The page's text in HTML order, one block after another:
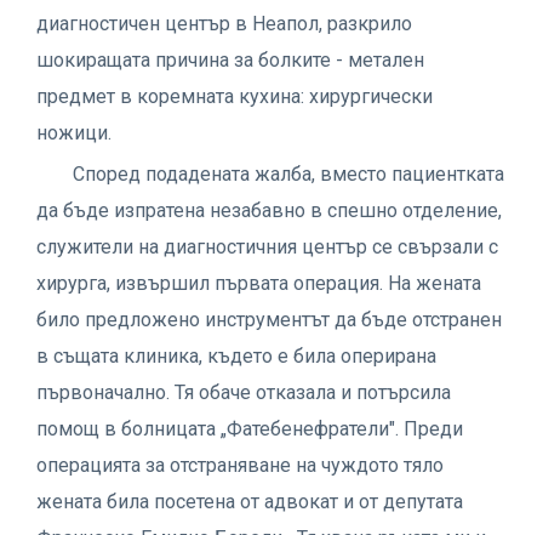
диагностичен център в Неапол, разкрило
шокиращата причина за болките - метален
предмет в коремната кухина: хирургически
ножици.
Според подадената жалба, вместо пациентката
да бъде изпратена незабавно в спешно отделение,
служители на диагностичния център се свързали с
хирурга, извършил първата операция. На жената
било предложено инструментът да бъде отстранен
в същата клиника, където е била оперирана
първоначално. Тя обаче отказала и потърсила
помощ в болницата „Фатебенефратели". Преди
операцията за отстраняване на чуждото тяло
жената била посетена от адвокат и от депутата